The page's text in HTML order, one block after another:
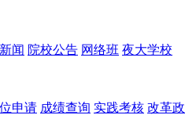
闻 院校公告 网络班 夜大学校
申请 成绩查询 实践考核 改革